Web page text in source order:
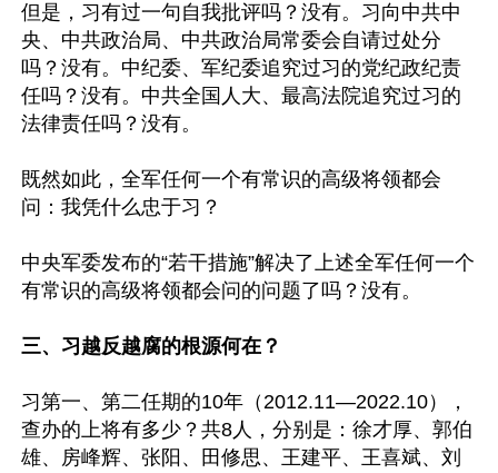
但是，习有过一句自我批评吗？没有。习向中共中
央、中共政治局、中共政治局常委会自请过处分
吗？没有。中纪委、军纪委追究过习的党纪政纪责
任吗？没有。中共全国人大、最高法院追究过习的
法律责任吗？没有。
既然如此，全军任何一个有常识的高级将领都会
问：我凭什么忠于习？
中央军委发布的“若干措施”解决了上述全军任何一个
有常识的高级将领都会问的问题了吗？没有。
三、习越反越腐的根源何在？
习第一、第二任期的10年（2012.11—2022.10），
查办的上将有多少？共8人，分别是：徐才厚、郭伯
雄、房峰辉、张阳、田修思、王建平、王喜斌、刘